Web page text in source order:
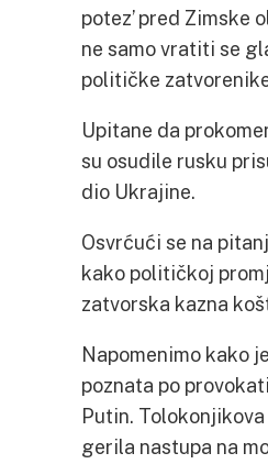
potez’ pred Zimske
ne samo vratiti se
političke
Upitane da
su osudile rusku
dio Ukrajine.
Osvrćući se na
kako političkoj
zatvorska kazna
Napomenimo kako je
poznata po
Putin.
gerila nastupa na